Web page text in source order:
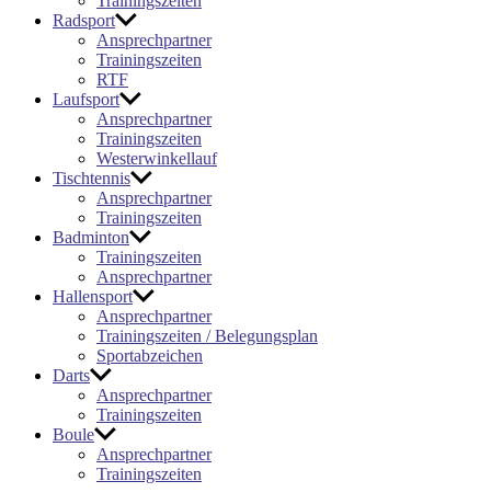
Radsport
Ansprechpartner
Trainingszeiten
RTF
Laufsport
Ansprechpartner
Trainingszeiten
Westerwinkellauf
Tischtennis
Ansprechpartner
Trainingszeiten
Badminton
Trainingszeiten
Ansprechpartner
Hallensport
Ansprechpartner
Trainingszeiten / Belegungsplan
Sportabzeichen
Darts
Ansprechpartner
Trainingszeiten
Boule
Ansprechpartner
Trainingszeiten